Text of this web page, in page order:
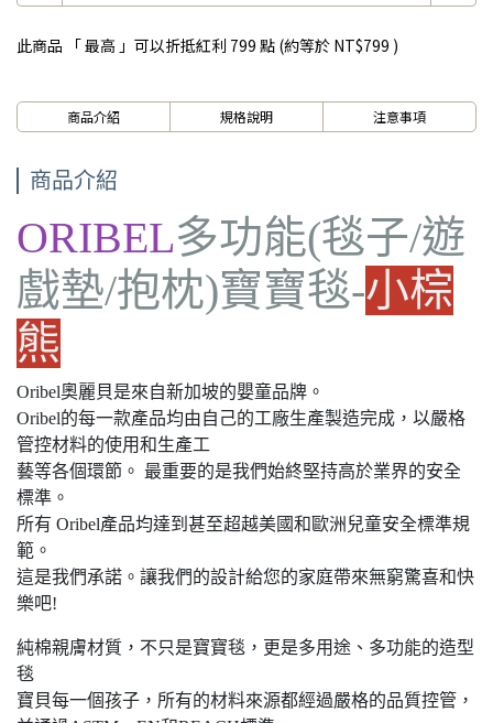
此商品 「 最高 」可以折抵紅利 799 點 (約等於 NT$799 )
商品介紹 規格說明 注意事項
商品介紹
ORIBEL多功能(毯子/遊
戲墊/抱枕)寶寶毯-小棕
熊
Oribel奧麗貝是來自新加坡的嬰童品牌。
Oribel的每一款產品均由自己的工廠生產製造完成，以嚴格
管控材料的使用和生產工
藝等各個環節。 最重要的是我們始終堅持高於業界的安全
標準。
所有 Oribel產品均達到甚至超越美國和歐洲兒童安全標準規
範。
這是我們承諾。讓我們的設計給您的家庭帶來無窮驚喜和快
樂吧!
純棉親膚材質，不只是寶寶毯，更是多用途、多功能的造型
毯
寶貝每一個孩子，所有的材料來源都經過嚴格的品質控管，